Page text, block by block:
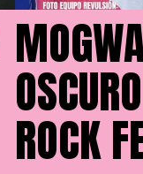
ROCK